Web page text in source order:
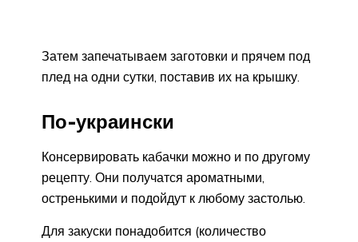
Затем запечатываем заготовки и прячем под
плед на одни сутки, поставив их на крышку.
По-украински
Консервировать кабачки можно и по другому
рецепту. Они получатся ароматными,
остренькими и подойдут к любому застолью.
Для закуски понадобится (количество